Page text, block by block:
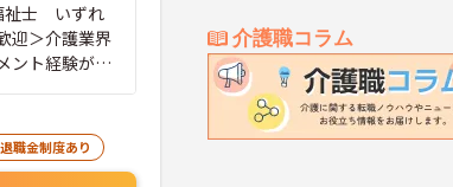
介護職コラム
祉士 いずれ
迎＞介護業界
ント経験があ
退職金制度あり